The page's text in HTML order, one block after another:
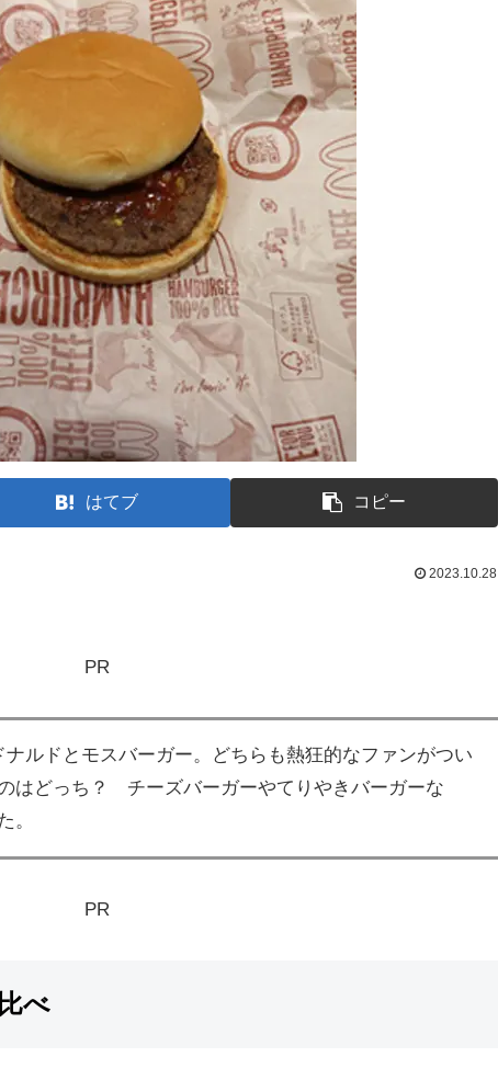
はてブ コピー
2023.10.28
PR
ルドとモスバーガー。どちらも熱狂的なファンがつい
はどっち？ チーズバーガーやてりやきバーガーな
。
PR
べ